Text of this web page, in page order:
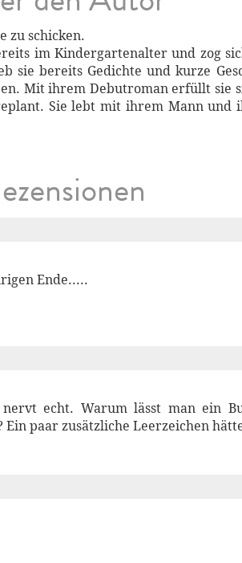
zu schicken.
im Kindergartenalter und zog
sie bereits Gedichte und kurze
Mit ihrem Debutroman erfüllt sie
Sie lebt mit ihrem Mann
Ende.....
echt. Warum lässt man ein
paar zusätzliche Leerzeichen